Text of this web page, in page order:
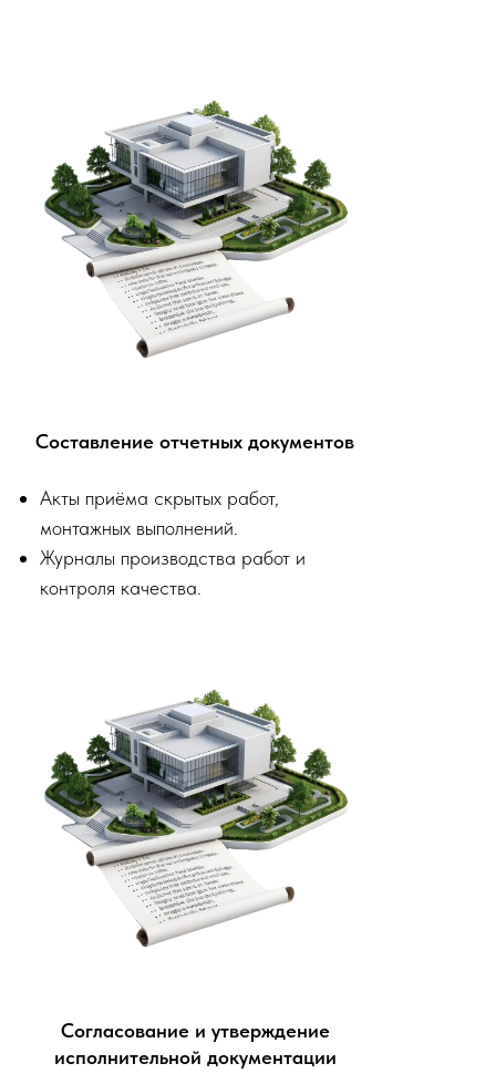
Составление отчетных документов
Акты приёма скрытых работ,
монтажных выполнений.
Журналы производства работ и
контроля качества.
Согласование и утверждение
исполнительной документации